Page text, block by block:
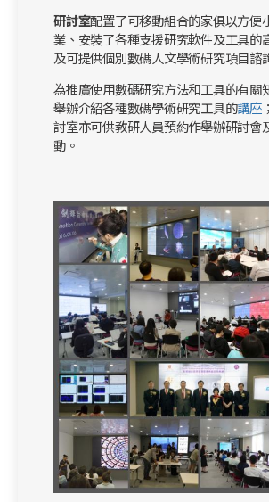
研討室配置了可移動組合的家俱以方便
業、安裝了各種支援研究軟件及工具的
及可提供個別數碼人文學術研究項目諮
為推廣使用數碼研究方法和工具的有關
舉辦介紹各種數碼學術研究工具的講座
討室亦可供教研人員預約作舉辦研討會
動。